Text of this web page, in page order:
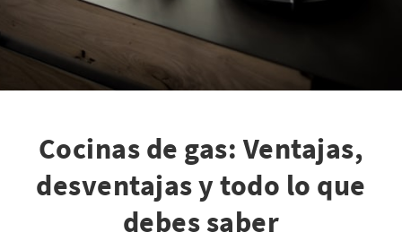
Cocinas de gas: Ventajas,
desventajas y todo lo que
debes saber